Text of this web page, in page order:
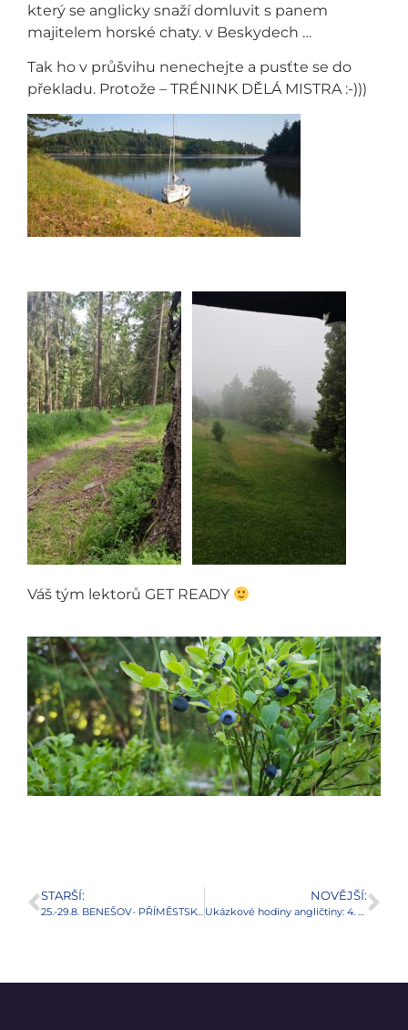
který se anglicky snaží domluvit s panem
majitelem horské chaty. v Beskydech …
Tak ho v průšvihu nenechejte a pusťte se do
překladu. Protože – TRÉNINK DĚLÁ MISTRA :-)))
Váš tým lektorů GET READY
STARŠÍ:
25.-29.8. BENEŠOV- PŘÍMĚSTSKÝ TÁBOR S ANGLIČTINOU
NOVĚJŠÍ:
Ukázkové hodiny angličtiny: 4. a 5. září v Týnci a v Benešově